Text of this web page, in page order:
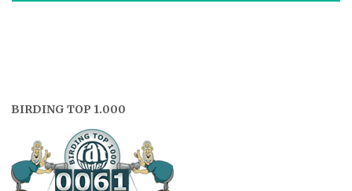
BIRDING TOP 1.000